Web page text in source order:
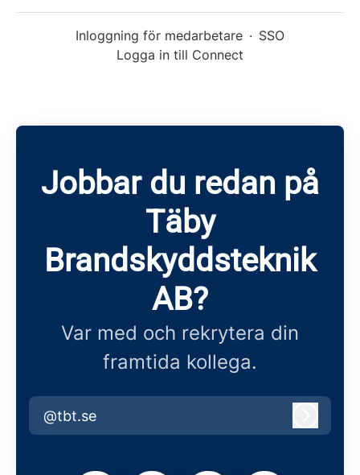
Inloggning för medarbetare · SSO
Logga in till Connect
Jobbar du redan på
Täby
Brandskyddsteknik
AB?
Var med och rekrytera din
framtida kollega.
@tbt.se